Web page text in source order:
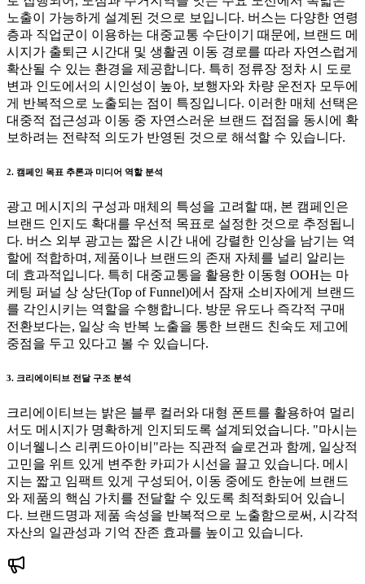
노출이 가능하게 설계된 것으로 보입니다. 버스는 다양한 연령
층과 직업군이 이용하는 대중교통 수단이기 때문에, 브랜드 메
시지가 출퇴근 시간대 및 생활권 이동 경로를 따라 자연스럽게
확산될 수 있는 환경을 제공합니다. 특히 정류장 정차 시 도로
변과 인도에서의 시인성이 높아, 보행자와 차량 운전자 모두에
게 반복적으로 노출되는 점이 특징입니다. 이러한 매체 선택은
대중적 접근성과 이동 중 자연스러운 브랜드 접점을 동시에 확
보하려는 전략적 의도가 반영된 것으로 해석할 수 있습니다.
2. 캠페인 목표 추론과 미디어 역할 분석
광고 메시지의 구성과 매체의 특성을 고려할 때, 본 캠페인은
브랜드 인지도 확대를 우선적 목표로 설정한 것으로 추정됩니
다. 버스 외부 광고는 짧은 시간 내에 강렬한 인상을 남기는 역
할에 적합하며, 제품이나 브랜드의 존재 자체를 널리 알리는
데 효과적입니다. 특히 대중교통을 활용한 이동형 OOH는 마
케팅 퍼널 상 상단(Top of Funnel)에서 잠재 소비자에게 브랜드
를 각인시키는 역할을 수행합니다. 방문 유도나 즉각적 구매
전환보다는, 일상 속 반복 노출을 통한 브랜드 친숙도 제고에
중점을 두고 있다고 볼 수 있습니다.
3. 크리에이티브 전달 구조 분석
크리에이티브는 밝은 블루 컬러와 대형 폰트를 활용하여 멀리
서도 메시지가 명확하게 인지되도록 설계되었습니다. "마시는
이너웰니스 리퀴드아이비"라는 직관적 슬로건과 함께, 일상적
고민을 위트 있게 변주한 카피가 시선을 끌고 있습니다. 메시
지는 짧고 임팩트 있게 구성되어, 이동 중에도 한눈에 브랜드
와 제품의 핵심 가치를 전달할 수 있도록 최적화되어 있습니
다. 브랜드명과 제품 속성을 반복적으로 노출함으로써, 시각적
자산의 일관성과 기억 잔존 효과를 높이고 있습니다.